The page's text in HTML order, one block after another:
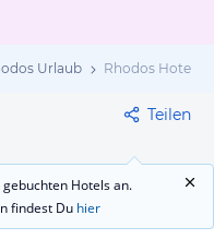
Urlaub Rhodos Hotels
Teilen
Hotels an.
findest Du hier